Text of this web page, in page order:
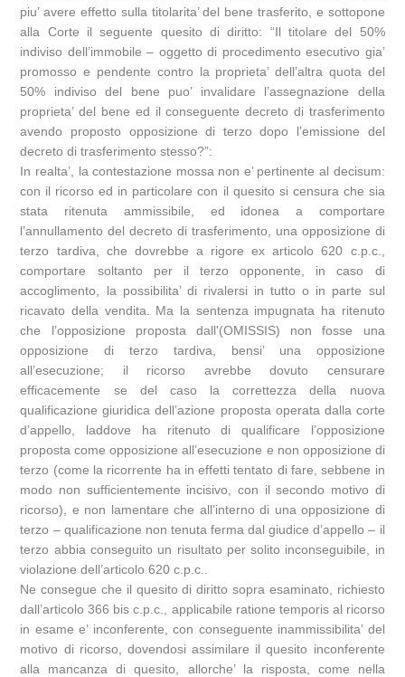
piu’ avere effetto sulla titolarita’ del bene trasferito, e sottopone
alla Corte il seguente quesito di diritto: “Il titolare del 50%
indiviso dell’immobile – oggetto di procedimento esecutivo gia’
promosso e pendente contro la proprieta’ dell’altra quota del
50% indiviso del bene puo’ invalidare l’assegnazione della
proprieta’ del bene ed il conseguente decreto di trasferimento
avendo proposto opposizione di terzo dopo l’emissione del
decreto di trasferimento stesso?”:
In realta’, la contestazione mossa non e’ pertinente al decisum:
con il ricorso ed in particolare con il quesito si censura che sia
stata ritenuta ammissibile, ed idonea a comportare
l’annullamento del decreto di trasferimento, una opposizione di
terzo tardiva, che dovrebbe a rigore ex articolo 620 c.p.c.,
comportare soltanto per il terzo opponente, in caso di
accoglimento, la possibilita’ di rivalersi in tutto o in parte sul
ricavato della vendita. Ma la sentenza impugnata ha ritenuto
che l’opposizione proposta dall'(OMISSIS) non fosse una
opposizione di terzo tardiva, bensi’ una opposizione
all’esecuzione; il ricorso avrebbe dovuto censurare
efficacemente se del caso la correttezza della nuova
qualificazione giuridica dell’azione proposta operata dalla corte
d’appello, laddove ha ritenuto di qualificare l’opposizione
proposta come opposizione all’esecuzione e non opposizione di
terzo (come la ricorrente ha in effetti tentato di fare, sebbene in
modo non sufficientemente incisivo, con il secondo motivo di
ricorso), e non lamentare che all’interno di una opposizione di
terzo – qualificazione non tenuta ferma dal giudice d’appello – il
terzo abbia conseguito un risultato per solito inconseguibile, in
violazione dell’articolo 620 c.p.c..
Ne consegue che il quesito di diritto sopra esaminato, richiesto
dall’articolo 366 bis c.p.c., applicabile ratione temporis al ricorso
in esame e’ inconferente, con conseguente inammissibilita’ del
motivo di ricorso, dovendosi assimilare il quesito inconferente
alla mancanza di quesito, allorche’ la risposta, come nella